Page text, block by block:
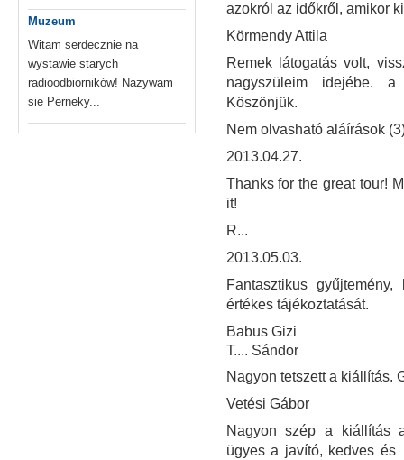
Muzeum
Witam serdecznie na
wystawie starych
radioodbiorników! Nazywam
sie Perneky...
azokról az időkről, amikor
Körmendy Attila
Remek látogatás volt,
nagyszüleim idejébe.
Köszönjük.
Nem olvasható aláírások
2013.04.27.
Thanks for the great tour!
it!
R...
2013.05.03.
Fantasztikus
értékes tájékoztatását.
Babus Gizi
T.... Sándor
Nagyon tetszett a kiállítás.
Vetési Gábor
Nagyon szép a kiállítás
ügyes a javító, kedves